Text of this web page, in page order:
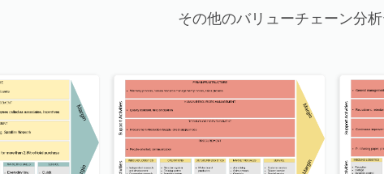
その他のバリューチェーン分